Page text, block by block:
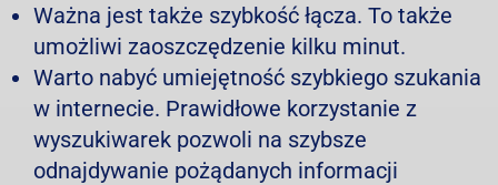
Ważna jest także szybkość łącza. To także
umożliwi zaoszczędzenie kilku minut.
Warto nabyć umiejętność szybkiego szukania
w internecie. Prawidłowe korzystanie z
wyszukiwarek pozwoli na szybsze
odnajdywanie pożądanych informacji